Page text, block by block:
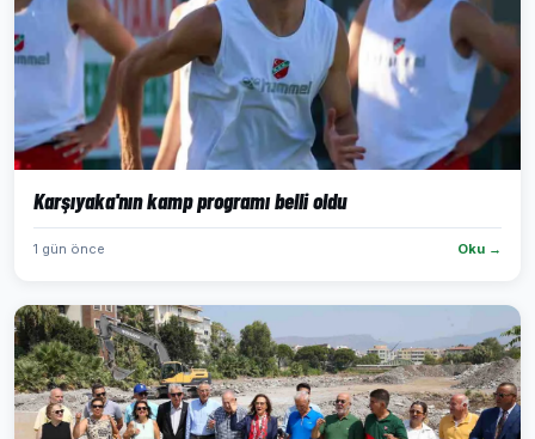
Karşıyaka'nın kamp programı belli oldu
1 gün önce Oku →